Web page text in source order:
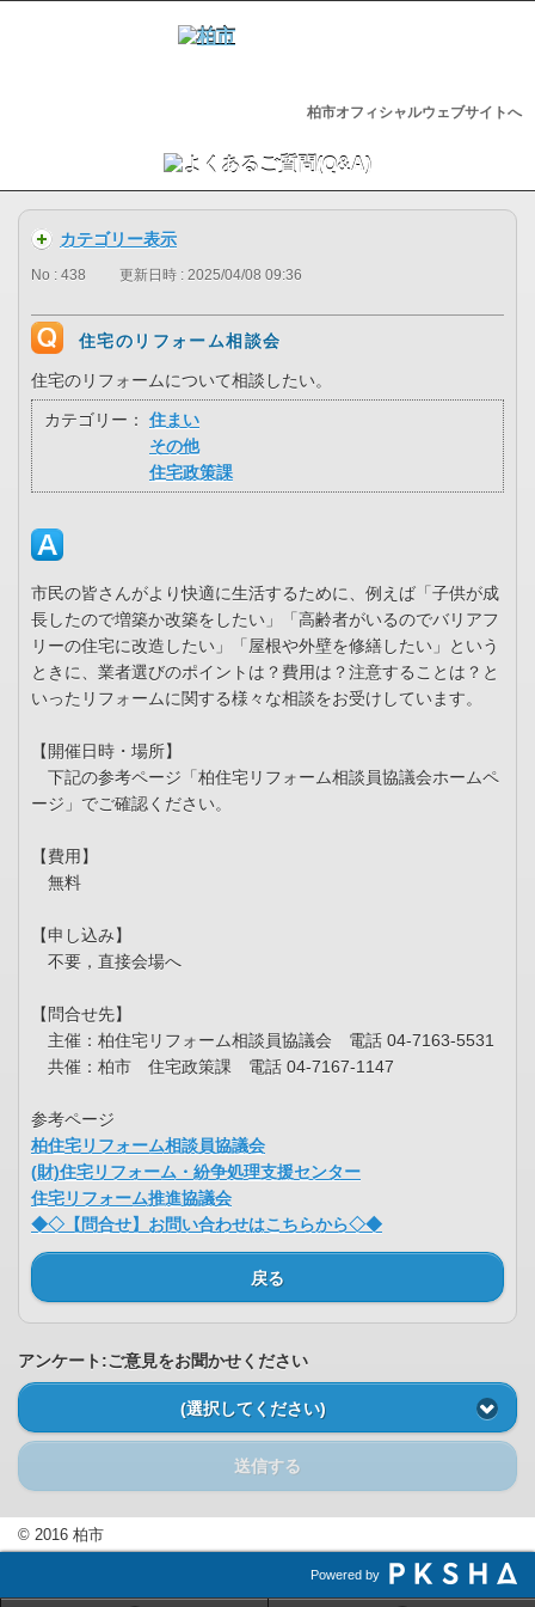
柏市オフィシャルウェブサイトへ
カテゴリー表示
No : 438 更新日時 : 2025/04/08 09:36
住宅のリフォーム相談会
住宅のリフォームについて相談したい。
カテゴリー：
住まい
その他
住宅政策課
市民の皆さんがより快適に生活するために、例えば「子供が成
長したので増築か改築をしたい」「高齢者がいるのでバリアフ
リーの住宅に改造したい」「屋根や外壁を修繕したい」という
ときに、業者選びのポイントは？費用は？注意することは？と
いったリフォームに関する様々な相談をお受けしています。
【開催日時・場所】
下記の参考ページ「柏住宅リフォーム相談員協議会ホームペ
ージ」でご確認ください。
【費用】
無料
【申し込み】
不要，直接会場へ
【問合せ先】
主催：柏住宅リフォーム相談員協議会 電話 04-7163-5531
共催：柏市 住宅政策課 電話 04-7167-1147
参考ページ
柏住宅リフォーム相談員協議会
(財)住宅リフォーム・紛争処理支援センター
住宅リフォーム推進協議会
◆◇【問合せ】お問い合わせはこちらから◇◆
戻る
アンケート:ご意見をお聞かせください
(選択してください)
送信する
© 2016 柏市
Powered by